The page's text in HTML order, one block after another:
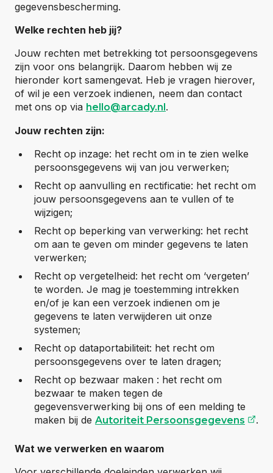
gegevensbescherming.
Welke rechten heb jij?
Jouw rechten met betrekking tot persoonsgegevens
zijn voor ons belangrijk. Daarom hebben wij ze
hieronder kort samengevat. Heb je vragen hierover,
of wil je een verzoek indienen, neem dan contact
met ons op via hello@arcady.nl.
Jouw rechten zijn:
Recht op inzage: het recht om in te zien welke
persoonsgegevens wij van jou verwerken;
Recht op aanvulling en rectificatie: het recht om
jouw persoonsgegevens aan te vullen of te
wijzigen;
Recht op beperking van verwerking: het recht
om aan te geven om minder gegevens te laten
verwerken;
Recht op vergetelheid: het recht om ‘vergeten’
te worden. Je mag je toestemming intrekken
en/of je kan een verzoek indienen om je
gegevens te laten verwijderen uit onze
systemen;
Recht op dataportabiliteit: het recht om
persoonsgegevens over te laten dragen;
Recht op bezwaar maken : het recht om
bezwaar te maken tegen de
gegevensverwerking bij ons of een melding te
maken bij de Autoriteit Persoonsgegevens .
Wat we verwerken en waarom